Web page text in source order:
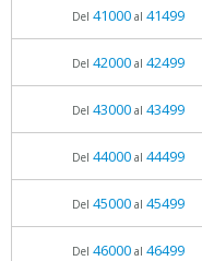
Del 41000al 41499
Del 42000al 42499
Del 43000al 43499
Del 44000al 44499
Del 45000al 45499
Del 46000al 46499